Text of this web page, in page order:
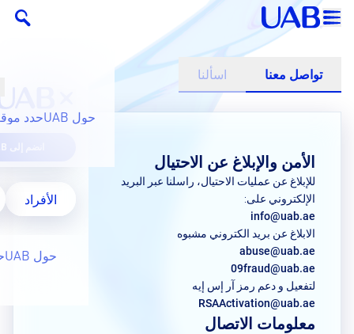
انضم إلى UAB
الأفراد
حول UAB
حول UAB حدد
تواصل معنا اسألنا
الأمن والإبلاغ عن الاحتيال
للإبلاغ عن عمليات الاحتيال، راسلنا عبر البريد
الإلكتروني على:
info@uab.ae
الابلاغ عن بريد الكتروني مشبوه
abuse@uab.ae
09fraud@uab.ae
لتفعيل و دعم رمز آر إس إيه
RSAActivation@uab.ae
معلومات الاتصال